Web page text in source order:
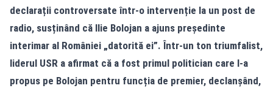
declarații controversate într-o intervenție la un post de
radio, susținând că Ilie Bolojan a ajuns președinte
interimar al României „datorită ei”. Într-un ton triumfalist,
liderul USR a afirmat că a fost primul politician care l-a
propus pe Bolojan pentru funcția de premier, declanșând,